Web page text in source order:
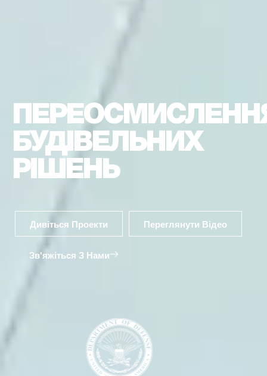
БУДІВЕЛЬНИХ
РІШЕНЬ
Дивіться Проекти Переглянути Відео
Зв'яжіться З Нами